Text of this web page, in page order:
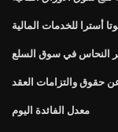
أسترا للخدمات المالية
النحاس في سوق السلع
عن حقوق والتزامات العقد
معدل الفائدة اليوم